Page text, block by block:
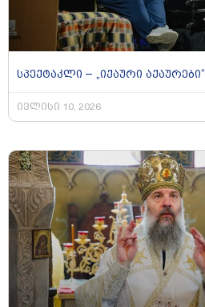
სპექტაკლი – „იქაური აქაურები“
ივლისი 10, 2026